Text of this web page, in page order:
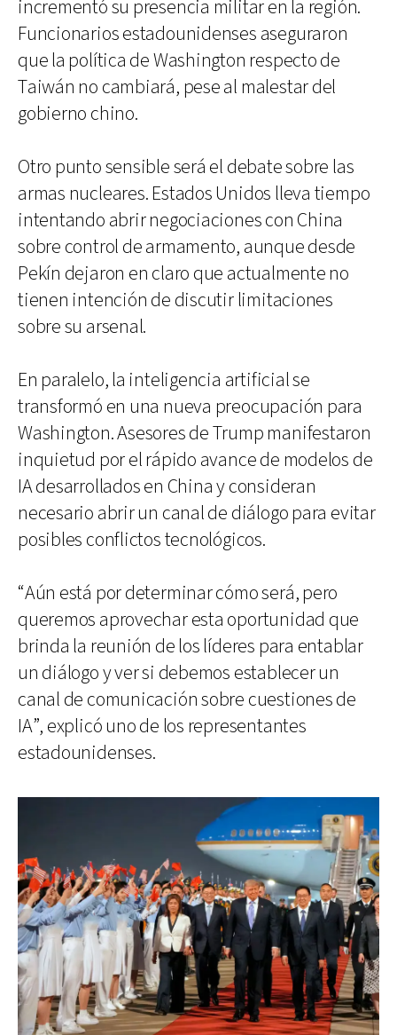
incrementó su presencia militar en la región.
Funcionarios estadounidenses aseguraron
que la política de Washington respecto de
Taiwán no cambiará, pese al malestar del
gobierno chino.
Otro punto sensible será el debate sobre las
armas nucleares. Estados Unidos lleva tiempo
intentando abrir negociaciones con China
sobre control de armamento, aunque desde
Pekín dejaron en claro que actualmente no
tienen intención de discutir limitaciones
sobre su arsenal.
En paralelo, la inteligencia artificial se
transformó en una nueva preocupación para
Washington. Asesores de Trump manifestaron
inquietud por el rápido avance de modelos de
IA desarrollados en China y consideran
necesario abrir un canal de diálogo para evitar
posibles conflictos tecnológicos.
“Aún está por determinar cómo será, pero
queremos aprovechar esta oportunidad que
brinda la reunión de los líderes para entablar
un diálogo y ver si debemos establecer un
canal de comunicación sobre cuestiones de
IA”, explicó uno de los representantes
estadounidenses.